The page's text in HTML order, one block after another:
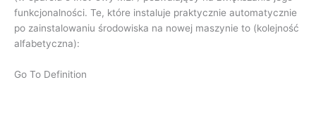
funkcjonalności. Te, które instaluje praktycznie automatycznie
po zainstalowaniu środowiska na nowej maszynie to (kolejność
alfabetyczna):
Go To Definition